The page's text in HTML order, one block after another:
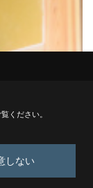
覧ください。
しない